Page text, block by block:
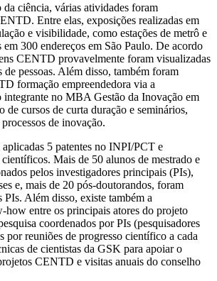
da ciência, várias atividades foram
Entre elas, exposições realizadas em
e visibilidade, como estações de metrô e
em 300 endereços em São Paulo. De acordo
CENTD provavelmente foram visualizadas
pessoas. Além disso, também foram
formação empreendedora via a
integrante no MBA Gestão da Inovação em
de cursos de curta duração e seminários,
de inovação.
5 patentes no INPI/PCT e
Mais de 50 alunos de mestrado e
pelos investigadores principais (PIs),
e, mais de 20 pós-doutorandos, foram
PIs. Além disso, existe também a
how entre os principais atores do projeto
coordenados por PIs (pesquisadores
por reuniões de progresso científico a cada
de cientistas da GSK para apoiar o
CENTD e visitas anuais do conselho